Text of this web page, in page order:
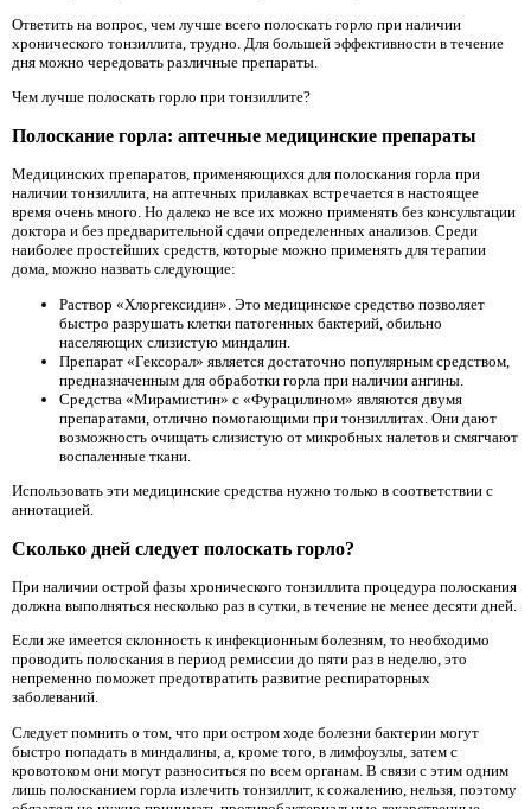
Ответить на вопрос, чем лучше всего полоскать горло при наличии
хронического тонзиллита, трудно. Для большей эффективности в течение
дня можно чередовать различные препараты.
Чем лучше полоскать горло при тонзиллите?
Полоскание горла: аптечные медицинские препараты
Медицинских препаратов, применяющихся для полоскания горла при
наличии тонзиллита, на аптечных прилавках встречается в настоящее
время очень много. Но далеко не все их можно применять без консультации
доктора и без предварительной сдачи определенных анализов. Среди
наиболее простейших средств, которые можно применять для терапии
дома, можно назвать следующие:
Раствор «Хлоргексидин». Это медицинское средство позволяет
быстро разрушать клетки патогенных бактерий, обильно
населяющих слизистую миндалин.
Препарат «Гексорал» является достаточно популярным средством,
предназначенным для обработки горла при наличии ангины.
Средства «Мирамистин» с «Фурацилином» являются двумя
препаратами, отлично помогающими при тонзиллитах. Они дают
возможность очищать слизистую от микробных налетов и смягчают
воспаленные ткани.
Использовать эти медицинские средства нужно только в соответствии с
аннотацией.
Сколько дней следует полоскать горло?
При наличии острой фазы хронического тонзиллита процедура полоскания
должна выполняться несколько раз в сутки, в течение не менее десяти дней.
Если же имеется склонность к инфекционным болезням, то необходимо
проводить полоскания в период ремиссии до пяти раз в неделю, это
непременно поможет предотвратить развитие респираторных
заболеваний.
Следует помнить о том, что при остром ходе болезни бактерии могут
быстро попадать в миндалины, а, кроме того, в лимфоузлы, затем с
кровотоком они могут разноситься по всем органам. В связи с этим одним
лишь полосканием горла излечить тонзиллит, к сожалению, нельзя, поэтому